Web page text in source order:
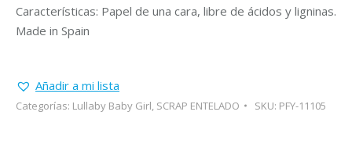
Características: Papel de una cara, libre de ácidos y ligninas.
Made in Spain
Añadir a mi lista
Categorías: Lullaby Baby Girl, SCRAP ENTELADO SKU: PFY-11105